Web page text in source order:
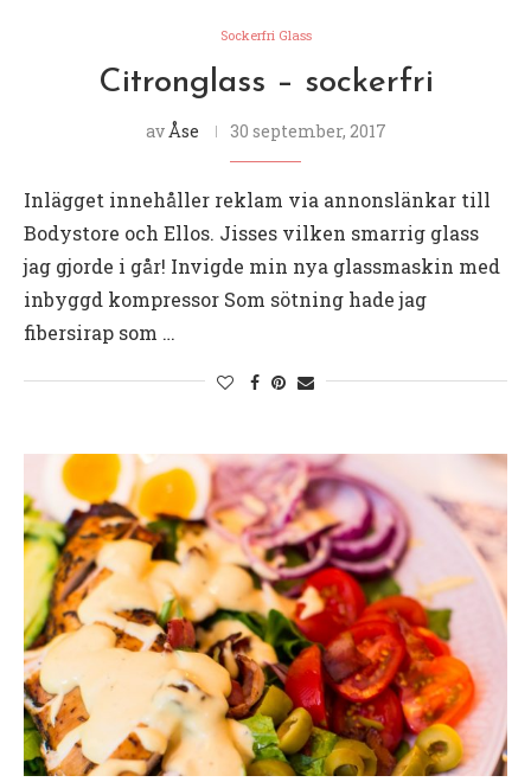
Sockerfri Glass
Citronglass – sockerfri
av Åse 30 september, 2017
Inlägget innehåller reklam via annonslänkar till
Bodystore och Ellos. Jisses vilken smarrig glass
jag gjorde i går! Invigde min nya glassmaskin med
inbyggd kompressor Som sötning hade jag
fibersirap som …